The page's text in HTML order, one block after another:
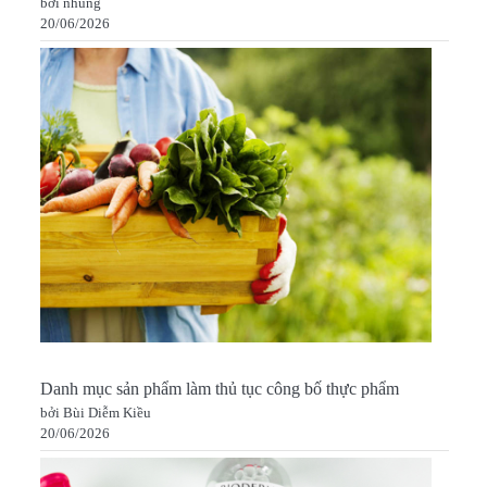
20/06/2026
Danh mục sản phẩm làm thủ tục công bố thực phẩm
bởi Bùi Diễm Kiều
20/06/2026